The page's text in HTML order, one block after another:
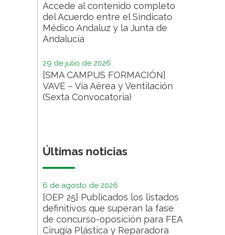
Accede al contenido completo
del Acuerdo entre el Sindicato
Médico Andaluz y la Junta de
Andalucía
29 de julio de 2026
[SMA CAMPUS FORMACIÓN]
VAVE – Vía Aérea y Ventilación
(Sexta Convocatoria)
Últimas noticias
6 de agosto de 2026
[OEP 25] Publicados los listados
definitivos que superan la fase
de concurso-oposición para FEA
Cirugía Plástica y Reparadora